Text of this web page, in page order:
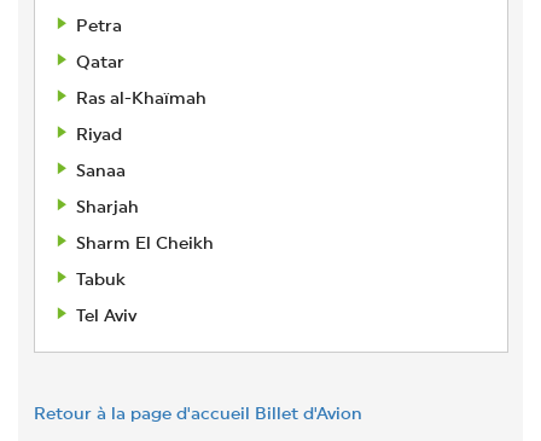
Petra
Qatar
Ras al-Khaïmah
Riyad
Sanaa
Sharjah
Sharm El Cheikh
Tabuk
Tel Aviv
Retour à la page d'accueil Billet d'Avion